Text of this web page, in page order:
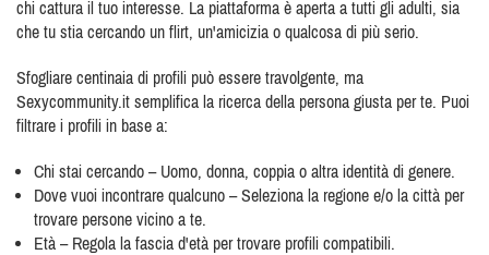
chi cattura il tuo interesse. La piattaforma è aperta a tutti gli adulti, sia
che tu stia cercando un flirt, un'amicizia o qualcosa di più serio.
Sfogliare centinaia di profili può essere travolgente, ma
Sexycommunity.it semplifica la ricerca della persona giusta per te. Puoi
filtrare i profili in base a:
Chi stai cercando – Uomo, donna, coppia o altra identità di genere.
Dove vuoi incontrare qualcuno – Seleziona la regione e/o la città per
trovare persone vicino a te.
Età – Regola la fascia d'età per trovare profili compatibili.